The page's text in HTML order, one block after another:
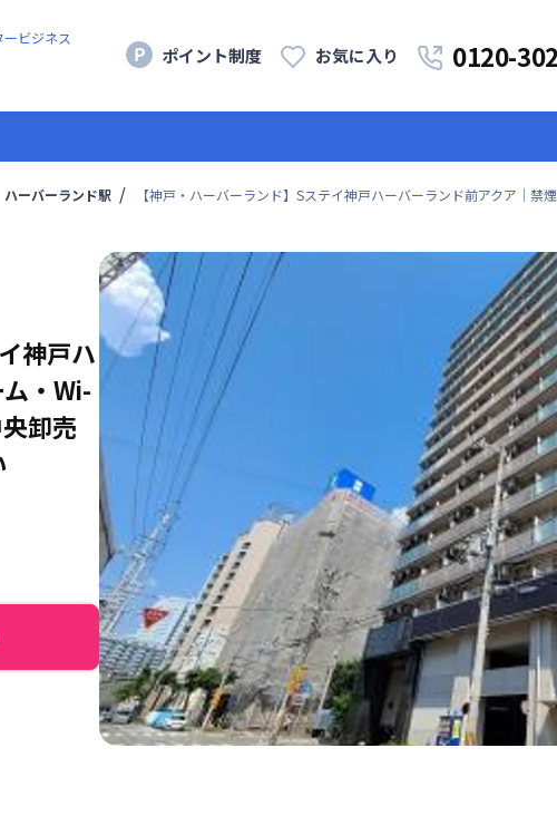
ビジネス
ポイント制度 お気に入り 0120-
ハーバーランド駅 【神戸・ハーバーランド】Sステイ神戸ハーバーランド前アクア｜
神戸ハ
・Wi-
卸売